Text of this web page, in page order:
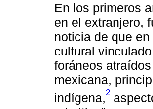
En los primeros
en el extranjero,
noticia de que
cultural
foráneos
mexicana,
indígena,2